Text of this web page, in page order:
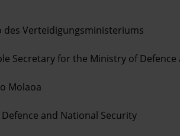
des Verteidigungsministeriums
Secretary for the Ministry of
Molaoa
and National Security